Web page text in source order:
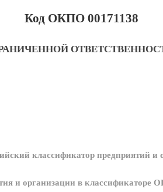
Код ОКПО 00171138
классификатор предприятий и
и организации в классификаторе